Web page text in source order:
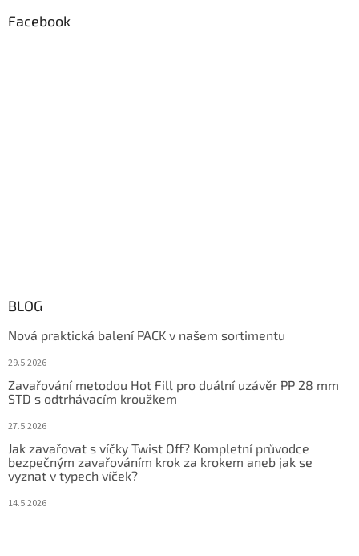
Facebook
BLOG
Nová praktická balení PACK v našem sortimentu
29.5.2026
Zavařování metodou Hot Fill pro duální uzávěr PP 28 mm
STD s odtrhávacím kroužkem
27.5.2026
Jak zavařovat s víčky Twist Off? Kompletní průvodce
bezpečným zavařováním krok za krokem aneb jak se
vyznat v typech víček?
14.5.2026